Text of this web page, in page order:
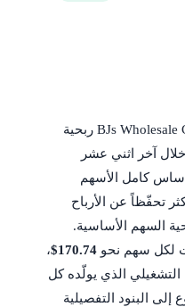
سجّلت BJs Wholesale Club Holdings Inc (BJ) ربحية
آخر اثني عشر
كامل الأسهم
تحفّظاً عن الأرباح
السهم الأساسية.
لكل سهم نحو $170.74،
الذي يولّده كل
البنود التفصيلية